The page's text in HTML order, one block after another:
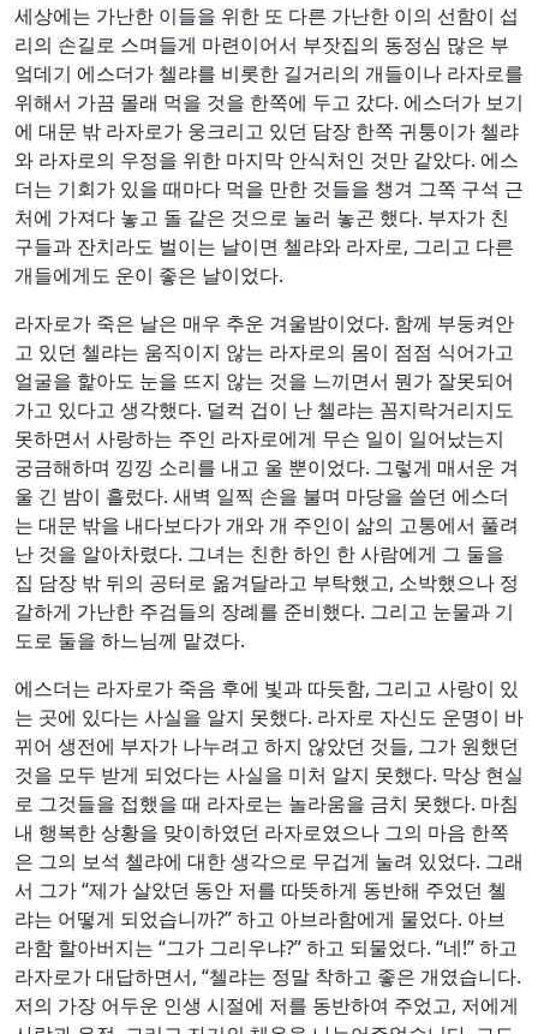
세상에는 가난한 이들을 위한 또 다른 가난한 이의 선함이 섭
리의 손길로 스며들게 마련이어서 부잣집의 동정심 많은 부
엌데기 에스더가 첼랴를 비롯한 길거리의 개들이나 라자로를
위해서 가끔 몰래 먹을 것을 한쪽에 두고 갔다. 에스더가 보기
에 대문 밖 라자로가 웅크리고 있던 담장 한쪽 귀퉁이가 첼랴
와 라자로의 우정을 위한 마지막 안식처인 것만 같았다. 에스
더는 기회가 있을 때마다 먹을 만한 것들을 챙겨 그쪽 구석 근
처에 가져다 놓고 돌 같은 것으로 눌러 놓곤 했다. 부자가 친
구들과 잔치라도 벌이는 날이면 첼랴와 라자로, 그리고 다른
개들에게도 운이 좋은 날이었다.
라자로가 죽은 날은 매우 추운 겨울밤이었다. 함께 부둥켜안
고 있던 첼랴는 움직이지 않는 라자로의 몸이 점점 식어가고
얼굴을 핥아도 눈을 뜨지 않는 것을 느끼면서 뭔가 잘못되어
가고 있다고 생각했다. 덜컥 겁이 난 첼랴는 꼼지락거리지도
못하면서 사랑하는 주인 라자로에게 무슨 일이 일어났는지
궁금해하며 낑낑 소리를 내고 울 뿐이었다. 그렇게 매서운 겨
울 긴 밤이 흘렀다. 새벽 일찍 손을 불며 마당을 쓸던 에스더
는 대문 밖을 내다보다가 개와 개 주인이 삶의 고통에서 풀려
난 것을 알아차렸다. 그녀는 친한 하인 한 사람에게 그 둘을
집 담장 밖 뒤의 공터로 옮겨달라고 부탁했고, 소박했으나 정
갈하게 가난한 주검들의 장례를 준비했다. 그리고 눈물과 기
도로 둘을 하느님께 맡겼다.
에스더는 라자로가 죽음 후에 빛과 따듯함, 그리고 사랑이 있
는 곳에 있다는 사실을 알지 못했다. 라자로 자신도 운명이 바
뀌어 생전에 부자가 나누려고 하지 않았던 것들, 그가 원했던
것을 모두 받게 되었다는 사실을 미처 알지 못했다. 막상 현실
로 그것들을 접했을 때 라자로는 놀라움을 금치 못했다. 마침
내 행복한 상황을 맞이하였던 라자로였으나 그의 마음 한쪽
은 그의 보석 첼랴에 대한 생각으로 무겁게 눌려 있었다. 그래
서 그가 “제가 살았던 동안 저를 따뜻하게 동반해 주었던 쳴
랴는 어떻게 되었습니까?” 하고 아브라함에게 물었다. 아브
라함 할아버지는 “그가 그리우냐?” 하고 되물었다. “네!” 하고
라자로가 대답하면서, “첼랴는 정말 착하고 좋은 개였습니다.
저의 가장 어두운 인생 시절에 저를 동반하여 주었고, 저에게